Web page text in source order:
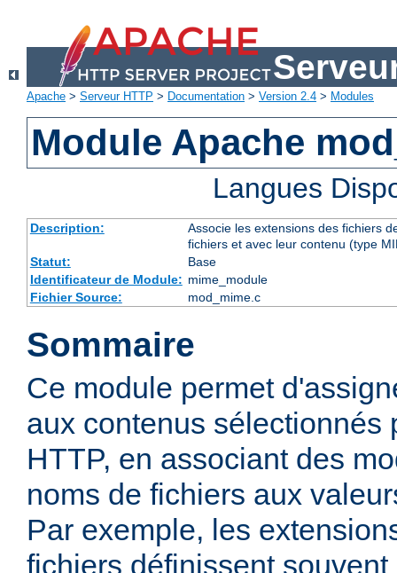
Apache > Serveur HTTP > Documentation > Version 2.4 > Modules
Module Apache
Langues
Description:
Associe les extensions des fichiers
fichiers et avec leur contenu (type
Statut:
Base
Identificateur de Module: mime_module
Fichier Source:
mod_mime.c
Sommaire
Ce module permet
aux contenus sélectionnés
HTTP, en associant des
noms de fichiers aux
Par exemple, les
fichiers définissent